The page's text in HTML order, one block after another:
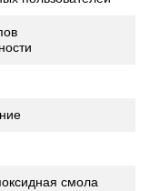
смола